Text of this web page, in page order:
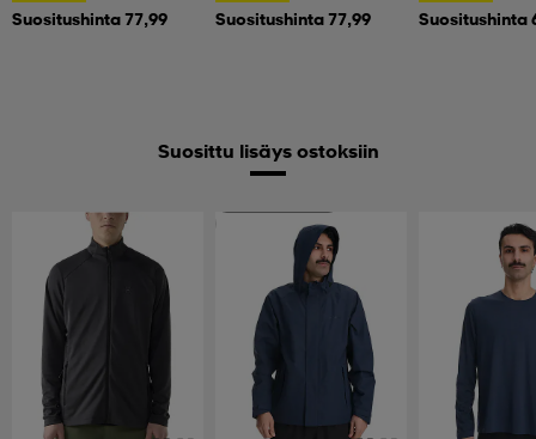
Suositushinta 77,99 Suositushinta 77,99 Suositushinta
Suosittu lisäys ostoksiin
Huippuedullinen